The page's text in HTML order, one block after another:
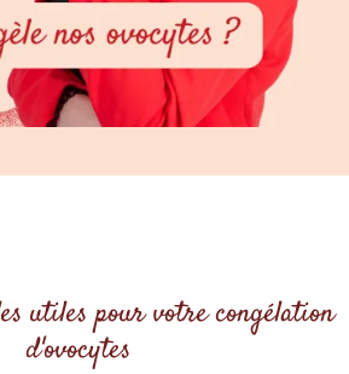
utiles pour votre congélation
d'ovocytes